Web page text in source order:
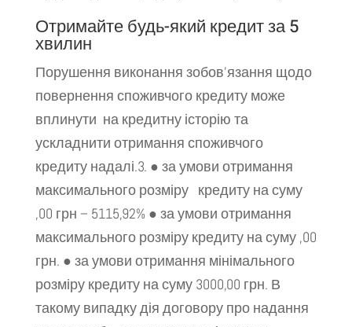
Отримайте будь-який кредит за 5
хвилин
Порушення виконання зобов’язання щодо
повернення споживчого кредиту може
вплинути на кредитну історію та
ускладнити отримання споживчого
кредиту надалі.3. ● за умови отримання
максимального розміру кредиту на суму
,00 грн – 5115,92% ● за умови отримання
максимального розміру кредиту на суму ,00
грн. ● за умови отримання мінімального
розміру кредиту на суму 3000,00 грн. В
такому випадку дія договору про надання